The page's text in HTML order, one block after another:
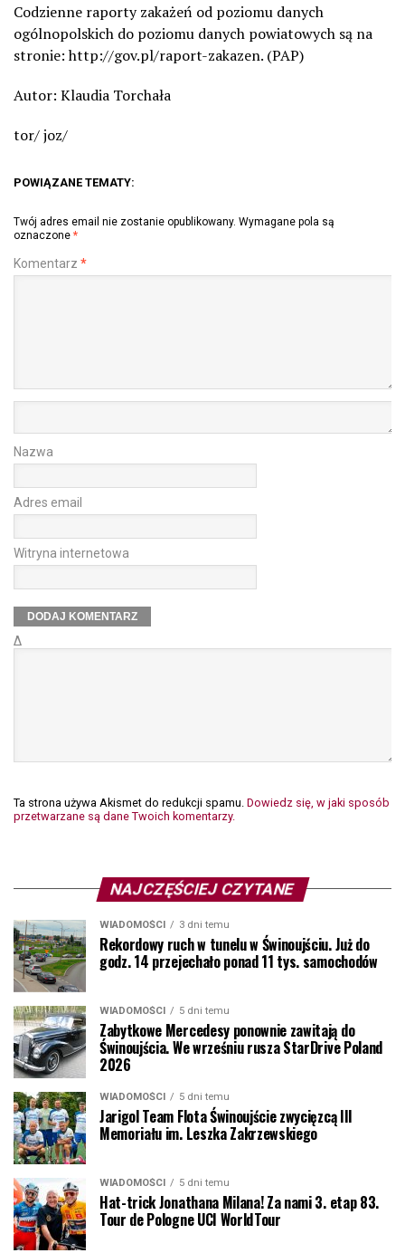
Codzienne raporty zakażeń od poziomu danych
ogólnopolskich do poziomu danych powiatowych są na
stronie: http://gov.pl/raport-zakazen. (PAP)
Autor: Klaudia Torchała
tor/ joz/
POWIĄZANE TEMATY:
Twój adres email nie zostanie opublikowany. Wymagane pola są
oznaczone *
Komentarz *
Nazwa
Adres email
Witryna internetowa
Δ
Ta strona używa Akismet do redukcji spamu. Dowiedz się, w jaki sposób
przetwarzane są dane Twoich komentarzy.
NAJCZĘŚCIEJ CZYTANE
WIADOMOŚCI 3 dni temu
Rekordowy ruch w tunelu w Świnoujściu. Już do
godz. 14 przejechało ponad 11 tys. samochodów
WIADOMOŚCI 5 dni temu
Zabytkowe Mercedesy ponownie zawitają do
Świnoujścia. We wrześniu rusza StarDrive Poland
2026
WIADOMOŚCI 5 dni temu
Jarigol Team Flota Świnoujście zwycięzcą III
Memoriału im. Leszka Zakrzewskiego
WIADOMOŚCI 5 dni temu
Hat-trick Jonathana Milana! Za nami 3. etap 83.
Tour de Pologne UCI WorldTour